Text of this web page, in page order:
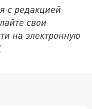
с редакцией
свои
на электронную